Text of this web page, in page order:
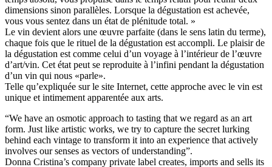
dimensions sinon parallèles. Lorsque la dégustation est achevée,
vous vous sentez dans un état de plénitude total. »
Le vin devient alors une œuvre parfaite (dans le sens latin du terme),
chaque fois que le rituel de la dégustation est accompli. Le plaisir de
la dégustation est comme celui d’un voyage à l’intérieur de l’œuvre
d’art/vin. Cet état peut se reproduite à l’infini pendant la dégustation
d’un vin qui nous «parle».
Telle qu’expliquée sur le site Internet, cette approche avec le vin est
unique et intimement apparentée aux arts.
“We have an osmotic approach to tasting that we regard as an art
form. Just like artistic works, we try to capture the secret lurking
behind each vintage to transform it into an experience that actively
involves our senses as vectors of understanding”.
Donna Cristina’s company private label creates, imports and sells its